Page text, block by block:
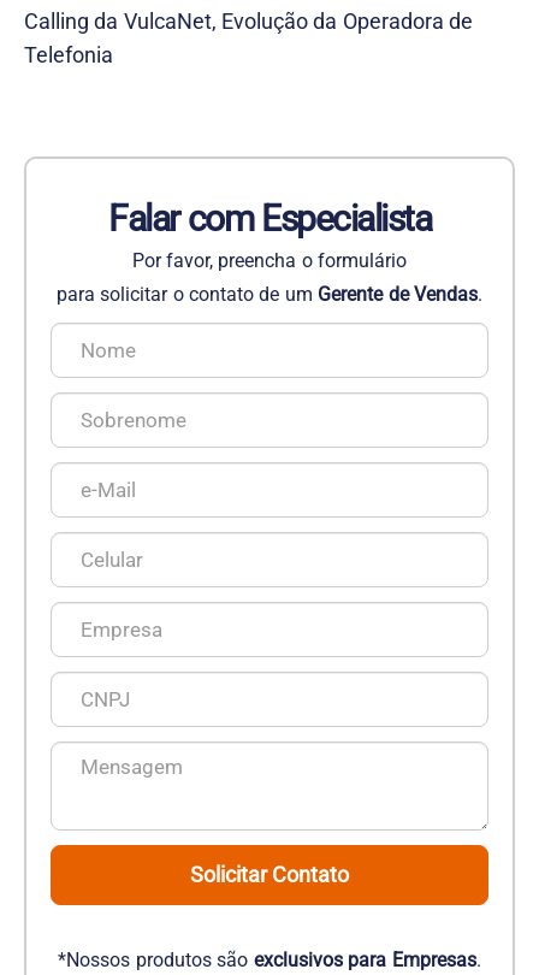
Calling da VulcaNet, Evolução da Operadora de
Telefonia
Falar com Especialista
Por favor, preencha o formulário
para solicitar o contato de um Gerente de Vendas.
Solicitar Contato
*Nossos produtos são exclusivos para Empresas.